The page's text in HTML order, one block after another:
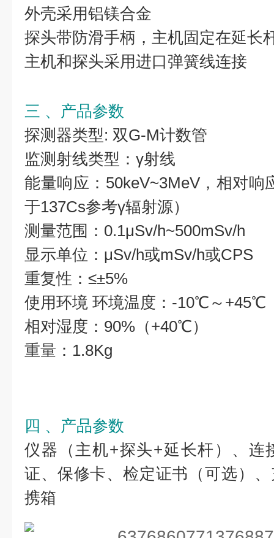
外壳采用铝镁合金
探头带防滑手柄，主机固定在延长
主机和探头采用进口弹簧线连接
三 、产品参数
探测器类型: 双G-M计数管
监测射线类型：γ射线
能量响应：50keV~3MeV，相对响
于137Cs参考γ辐射源）
测量范围：0.1μSv/h~500mSv/h
显示单位：μSv/h或mSv/h或CPS
重复性：≤±5%
使用环境 环境温度：-10℃～+45℃
相对湿度：90%（+40℃）
重量：1.8Kg
四 、产品参数
仪器（主机+探头+延长杆）、连
证、保修卡、检定证书（可选）
携箱